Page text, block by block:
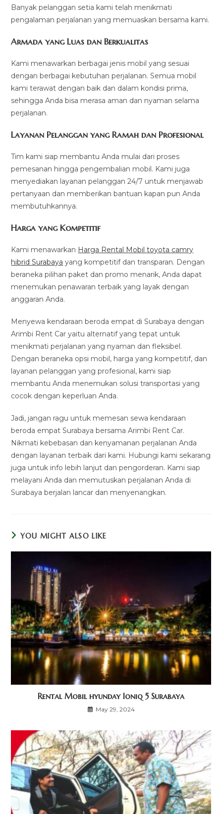
Banyak pelanggan setia kami telah menikmati
pengalaman perjalanan yang memuaskan bersama kami.
Armada yang Luas dan Berkualitas
Kami menawarkan berbagai jenis mobil yang sesuai
dengan berbagai kebutuhan perjalanan. Semua mobil
kami terawat dengan baik dan dalam kondisi prima,
sehingga Anda bisa merasa aman dan nyaman selama
perjalanan.
Layanan Pelanggan yang Ramah dan Profesional
Tim kami siap membantu Anda mulai dari proses
pemesanan hingga pengembalian mobil. Kami juga
menyediakan layanan pelanggan 24/7 untuk menjawab
pertanyaan dan memberikan bantuan kapan pun Anda
membutuhkannya.
Harga yang Kompetitif
Kami menawarkan Harga Rental Mobil toyota camry
hibrid Surabaya yang kompetitif dan transparan. Dengan
beraneka pilihan paket dan promo menarik, Anda dapat
menemukan penawaran terbaik yang layak dengan
anggaran Anda.
Menyewa kendaraan beroda empat di Surabaya dengan
Arimbi Rent Car yaitu alternatif yang tepat untuk
menikmati perjalanan yang nyaman dan fleksibel.
Dengan beraneka opsi mobil, harga yang kompetitif, dan
layanan pelanggan yang profesional, kami siap
membantu Anda menemukan solusi transportasi yang
cocok dengan keperluan Anda.
Jadi, jangan ragu untuk memesan sewa kendaraan
beroda empat Surabaya bersama Arimbi Rent Car.
Nikmati kebebasan dan kenyamanan perjalanan Anda
dengan layanan terbaik dari kami. Hubungi kami sekarang
juga untuk info lebih lanjut dan pengorderan. Kami siap
melayani Anda dan memutuskan perjalanan Anda di
Surabaya berjalan lancar dan menyenangkan.
YOU MIGHT ALSO LIKE
Rental Mobil hyunday Ioniq 5 Surabaya
May 29, 2024